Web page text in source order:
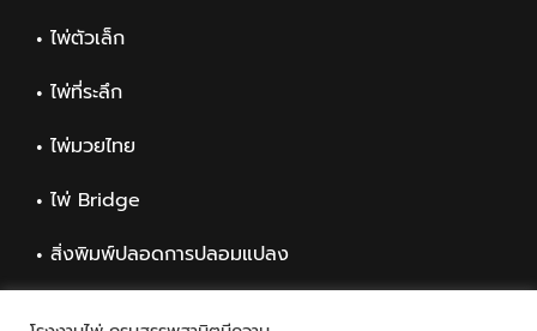
ไพ่ตัวเล็ก
ไพ่ที่ระลึก
ไพ่มวยไทย
ไพ่ Bridge
สิ่งพิมพ์ปลอดการปลอมแปลง